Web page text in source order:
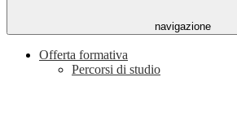
navigazione
Offerta formativa
Percorsi di studio